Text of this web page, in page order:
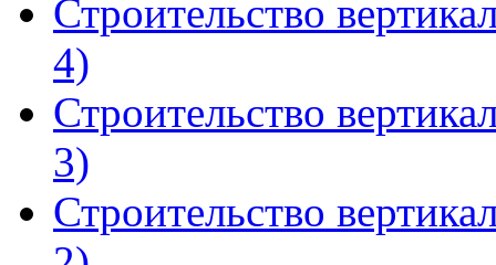
Строительство
4)
Строительство
3)
Строительство